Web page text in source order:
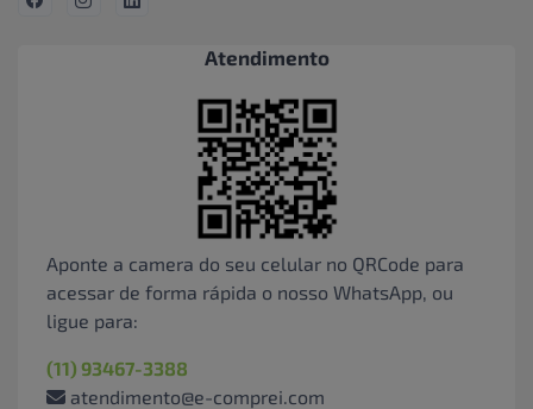
Atendimento
Aponte a camera do seu celular no QRCode para
acessar de forma rápida o nosso WhatsApp, ou
ligue para:
(11) 93467-3388
atendimento@e-comprei.com